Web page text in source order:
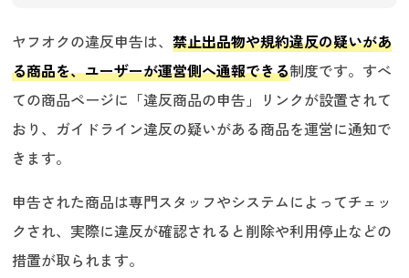
ヤフオクの違反申告は、禁止出品物や規約違反の疑いがあ
る商品を、ユーザーが運営側へ通報できる制度です。すべ
ての商品ページに「違反商品の申告」リンクが設置されて
おり、ガイドライン違反の疑いがある商品を運営に通知で
きます。
申告された商品は専門スタッフやシステムによってチェッ
クされ、実際に違反が確認されると削除や利用停止などの
措置が取られます。